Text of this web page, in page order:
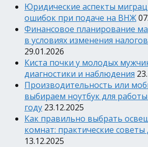
Юридические аспекты
ошибок при подаче на ВНЖ
Финансовое планирование
в условиях изменения
29.01.2026
Киста почки у молодых
диагностики и наблюдения
Производительность или
выбираем ноутбук для
году 23.12.2025
Как правильно выбрать
комнат: практические советы
13.12.2025